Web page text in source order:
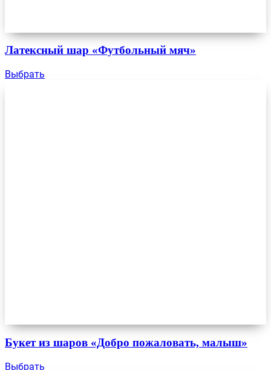
Латексный шар «Футбольный мяч»
Выбрать
Букет из шаров «Добро пожаловать, малыш»
Выбрать